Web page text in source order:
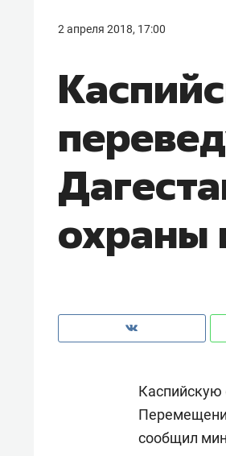
2 апреля 2018, 17:00
Каспийскую
сообщил
Как
чем